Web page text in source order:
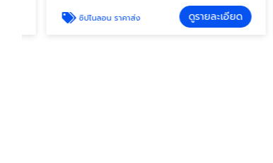
ซิปไนลอน ราคาส่ง ดูรายละเอียด